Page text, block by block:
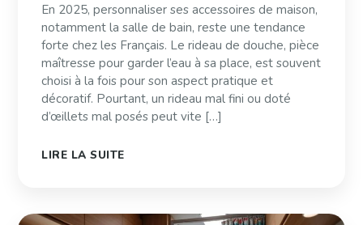
En 2025, personnaliser ses accessoires de maison,
notamment la salle de bain, reste une tendance
forte chez les Français. Le rideau de douche, pièce
maîtresse pour garder l’eau à sa place, est souvent
choisi à la fois pour son aspect pratique et
décoratif. Pourtant, un rideau mal fini ou doté
d’œillets mal posés peut vite […]
LIRE LA SUITE